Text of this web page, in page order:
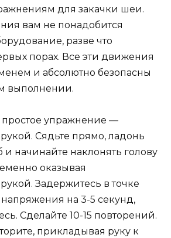
для закачки шеи.
вам не понадобится
разве что
порах. Все эти движения
и абсолютно безопасны
выполнении.
упражнение —
Сядьте прямо, ладонь
и начинайте наклонять голову
оказывая
Задержитесь в точке
на 3-5 секунд,
Сделайте 10-15 повторений.
прикладывая руку к